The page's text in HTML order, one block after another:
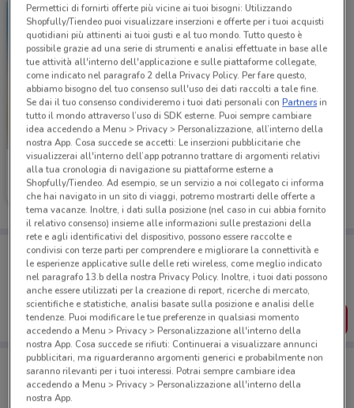
Ferrarelle
Scade il 16/08 1.2 km
Porta DoveConviene sempre con te!
Puoi trovare le migliori offerte dei negozi vicino a te,
salvarle e creare la tua lista del risparmio, comodamente
dal tuo cellulare.
SCARICA L’APP
Negozi di Novità a Caltanissetta
Permettici di fornirti offerte più vicine ai tuoi bisogni: Utilizzando
Shopfully/Tiendeo puoi visualizzare inserzioni e offerte per i tuoi acquisti
quotidiani più attinenti ai tuoi gusti e al tuo mondo. Tutto questo è
possibile grazie ad una serie di strumenti e analisi effettuate in base alle
tue attività all'interno dell'applicazione e sulle piattaforme collegate,
come indicato nel paragrafo 2 della Privacy Policy. Per fare questo,
abbiamo bisogno del tuo consenso sull'uso dei dati raccolti a tale fine.
Se dai il tuo consenso condivideremo i tuoi dati personali conPartnersin
tutto il mondo attraverso l’uso di SDK esterne. Puoi sempre cambiare
idea accedendo a Menu > Privacy > Personalizzazione, all’interno della
nostra App. Cosa succede se accetti: Le inserzioni pubblicitarie che
visualizzerai all'interno dell’app potranno trattare di argomenti relativi
alla tua cronologia di navigazione su piattaforme esterne a
Shopfully/Tiendeo. Ad esempio, se un servizio a noi collegato ci informa
che hai navigato in un sito di viaggi, potremo mostrarti delle offerte a
tema vacanze. Inoltre, i dati sulla posizione (nel caso in cui abbia fornito
il relativo consenso) insieme alle informazioni sulle prestazioni della
rete e agli identificativi del dispositivo, possono essere raccolte e
condivisi con terze parti per comprendere e migliorare la connettività e
le esperienze applicative sulle delle reti wireless, come meglio indicato
nel paragrafo 13.b della nostra Privacy Policy. Inoltre, i tuoi dati possono
anche essere utilizzati per la creazione di report, ricerche di mercato,
scientifiche e statistiche, analisi basate sulla posizione e analisi delle
tendenze. Puoi modificare le tue preferenze in qualsiasi momento
accedendo a Menu > Privacy > Personalizzazione all'interno della
nostra App. Cosa succede se rifiuti: Continuerai a visualizzare annunci
pubblicitari, ma riguarderanno argomenti generici e probabilmente non
saranno rilevanti per i tuoi interessi. Potrai sempre cambiare idea
accedendo a Menu > Privacy > Personalizzazione all'interno della
nostra App.